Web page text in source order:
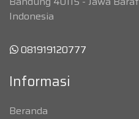
Indonesia
081919120777
Informasi
Beranda